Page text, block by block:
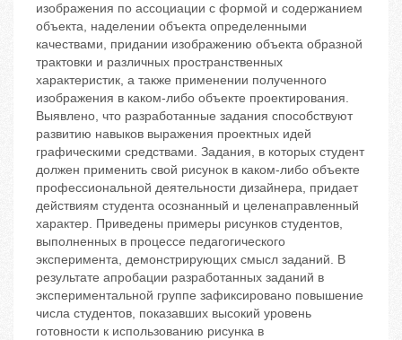
изображения по ассоциации с формой и содержанием
объекта, наделении объекта определенными
качествами, придании изображению объекта образной
трактовки и различных пространственных
характеристик, а также применении полученного
изображения в каком-либо объекте проектирования.
Выявлено, что разработанные задания способствуют
развитию навыков выражения проектных идей
графическими средствами. Задания, в которых студент
должен применить свой рисунок в каком-либо объекте
профессиональной деятельности дизайнера, придает
действиям студента осознанный и целенаправленный
характер. Приведены примеры рисунков студентов,
выполненных в процессе педагогического
эксперимента, демонстрирующих смысл заданий. В
результате апробации разработанных заданий в
экспериментальной группе зафиксировано повышение
числа студентов, показавших высокий уровень
готовности к использованию рисунка в